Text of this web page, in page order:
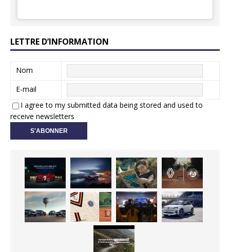
LETTRE D’INFORMATION
Nom
E-mail
I agree to my submitted data being stored and used to
receive newsletters